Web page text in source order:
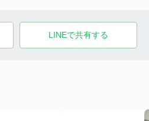
LINEで共有する